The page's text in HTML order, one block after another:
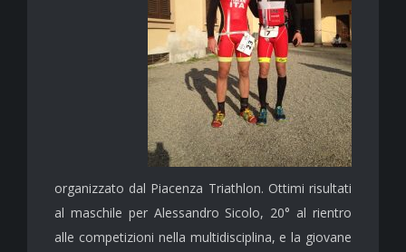
organizzato dal Piacenza Triathlon. Ottimi risultati
al maschile per Alessandro Sicolo, 20° al rientro
alle competizioni nella multidisciplina, e la giovane